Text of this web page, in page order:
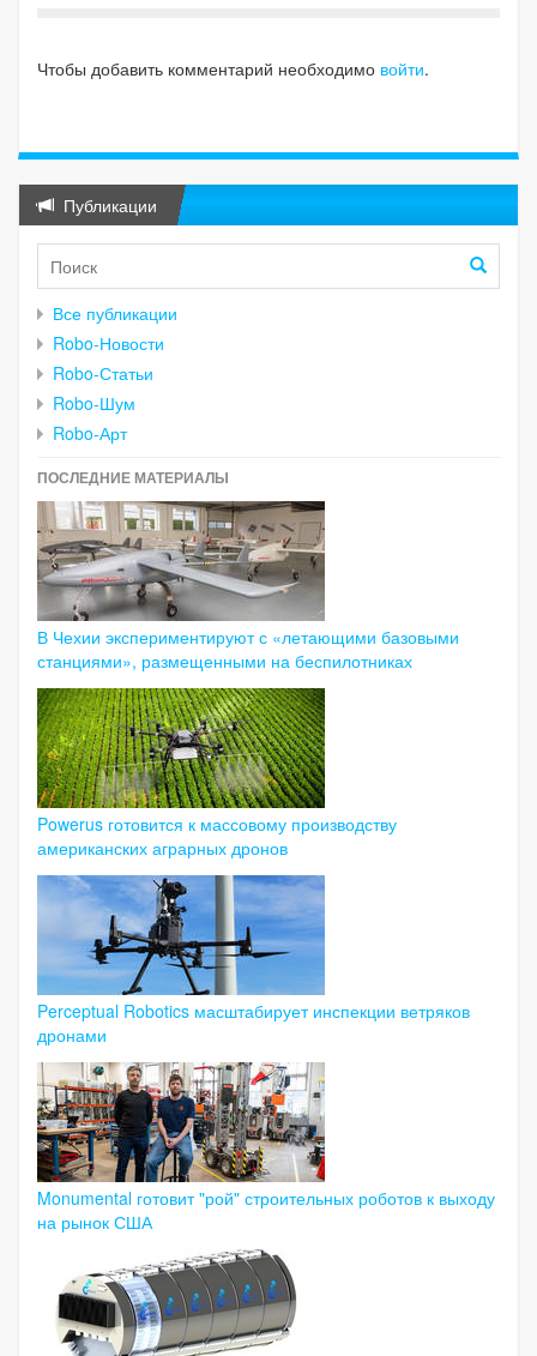
Чтобы добавить комментарий необходимо войти.
Публикации
Все публикации
Robo-Новости
Robo-Статьи
Robo-Шум
Robo-Арт
ПОСЛЕДНИЕ МАТЕРИАЛЫ
В Чехии экспериментируют с «летающими базовыми
станциями», размещенными на беспилотниках
Powerus готовится к массовому производству
американских аграрных дронов
Perceptual Robotics масштабирует инспекции ветряков
дронами
Monumental готовит "рой" строительных роботов к выходу
на рынок США